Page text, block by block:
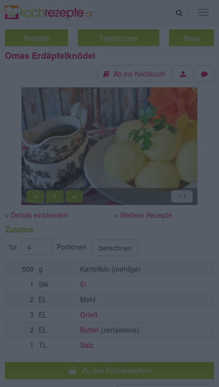
Suche
Rezepte Tagesrezept Neue
Omas Erdäpfelknödel
Ab ins Kochbuch
« || » 1/1
» Details einblenden » Weitere Rezepte
Zutaten
für Portionen berechnen
500 g Kartoffeln (mehlige)
1
Stk.
Ei
2 EL
Mehl
3 EL
Grieß
2 EL Butter (zerlassene)
1
TL Salz
Zu den Küchenhelfern